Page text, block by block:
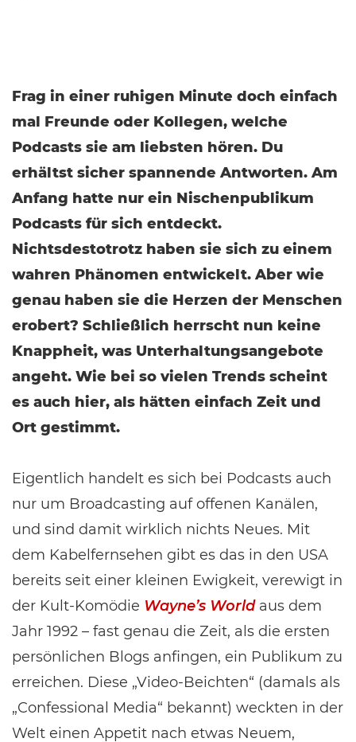
Frag in einer ruhigen Minute doch einfach
mal Freunde oder Kollegen, welche
Podcasts sie am liebsten hören. Du
erhältst sicher spannende Antworten. Am
Anfang hatte nur ein Nischenpublikum
Podcasts für sich entdeckt.
Nichtsdestotrotz haben sie sich zu einem
wahren Phänomen entwickelt. Aber wie
genau haben sie die Herzen der Menschen
erobert? Schließlich herrscht nun keine
Knappheit, was Unterhaltungsangebote
angeht. Wie bei so vielen Trends scheint
es auch hier, als hätten einfach Zeit und
Ort gestimmt.
Eigentlich handelt es sich bei Podcasts auch
nur um Broadcasting auf offenen Kanälen,
und sind damit wirklich nichts Neues. Mit
dem Kabelfernsehen gibt es das in den USA
bereits seit einer kleinen Ewigkeit, verewigt in
der Kult-Komödie Wayne’s Worldaus dem
Jahr 1992 – fast genau die Zeit, als die ersten
persönlichen Blogs anfingen, ein Publikum zu
erreichen. Diese „Video-Beichten“ (damals als
„Confessional Media“ bekannt) weckten in der
Welt einen Appetit nach etwas Neuem,